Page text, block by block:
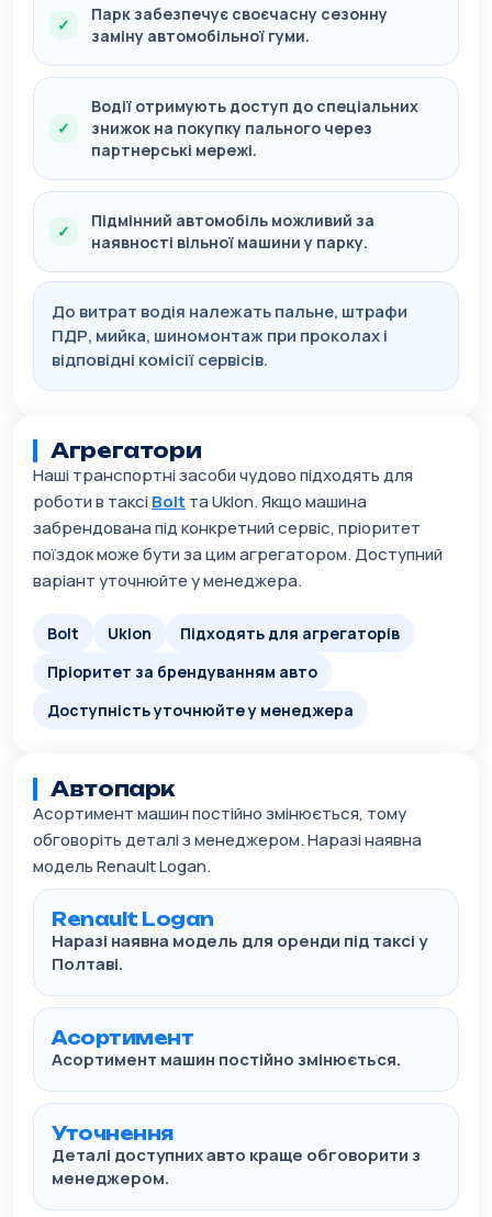
Парк забезпечує своєчасну сезонну
заміну автомобільної гуми.
Водії отримують доступ до спеціальних
знижок на покупку пального через
партнерські мережі.
Підмінний автомобіль можливий за
наявності вільної машини у парку.
До витрат водія належать пальне, штрафи
ПДР, мийка, шиномонтаж при проколах і
відповідні комісії сервісів.
Агрегатори
Наші транспортні засоби чудово підходять для
роботи в таксіBolt та Uklon. Якщо машина
забрендована під конкретний сервіс, пріоритет
поїздок може бути за цим агрегатором. Доступний
варіант уточнюйте у менеджера.
Bolt Uklon
Підходять для агрегаторів
Пріоритет за брендуванням авто
Доступність уточнюйте у менеджера
Автопарк
Асортимент машин постійно змінюється, тому
обговоріть деталі з менеджером. Наразі наявна
модель Renault Logan.
Renault Logan
Наразі наявна модель для оренди під таксі у
Полтаві.
Асортимент
Асортимент машин постійно змінюється.
Уточнення
Деталі доступних авто краще обговорити з
менеджером.